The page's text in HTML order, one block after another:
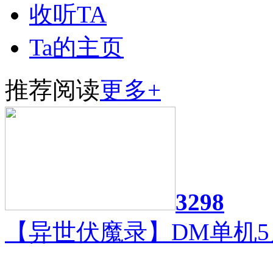
收听TA
Ta的主页
推荐阅读更多+
3298
【异世伏魔录】DM单机